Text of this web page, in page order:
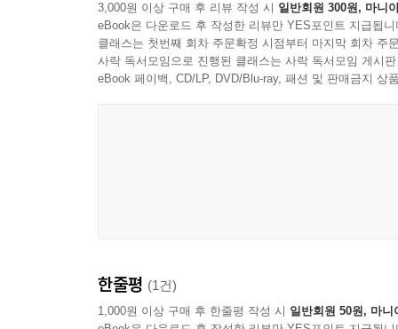
Chapter 7 Action Plan 106
Chapter 8 Rockin3 Productivity 109
Step 5: Productivity Strategies 110
Bringing It All Together 121
Annual Review 138
Quick Review: Tracking Bold Progress 141
3,000원 이상 구매 후 리뷰 작성 시 일반회원 300원, 마니
eBook은 다운로드 후 작성한 리뷰만 YES포인트 지급됩니
클래스는 첫번째 회차 주문확정 시점부터 마지막 회차 주
사락 독서모임으로 진행된 클래스는 사락 독서모임 게시
eBook 페이백, CD/LP, DVD/Blu-ray, 패션 및 판매금지 상
한줄평 (1건)
1,000원 이상 구매 후 한줄평 작성 시 일반회원 50원, 마니